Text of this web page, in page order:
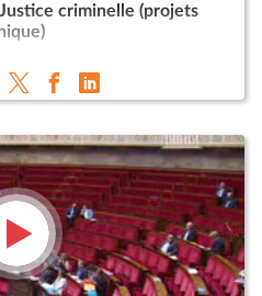
criminelle (projets